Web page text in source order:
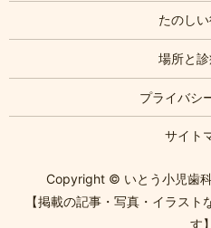
たのし
場所と
プライバシ
サイト
Copyright © いとう小児歯
【掲載の記事・写真・イラス
す】